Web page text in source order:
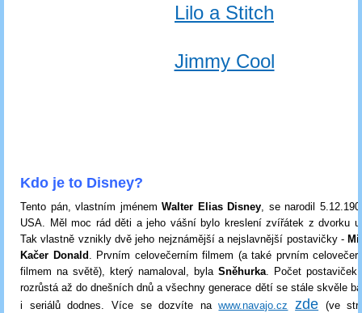
Lilo a Stitch
Jimmy Cool
Kdo je to Disney?
Tento pán, vlastním jménem Walter Elias Disney, se narodil
USA. Měl moc rád děti a jeho vášní bylo kreslení zvířátek z dvorku
Tak vlastně vznikly dvě jeho nejznámější a nejslavnější postavičky -
Kačer Donald . Prvním celovečerním filmem (a také prvním
filmem na světě), který namaloval, byla Sněhurka. Počet
rozrůstá až do dnešních dnů a všechny generace dětí se stále skvěle
i seriálů dodnes. Více se dozvíte nawww.navajo.cz zde (ve